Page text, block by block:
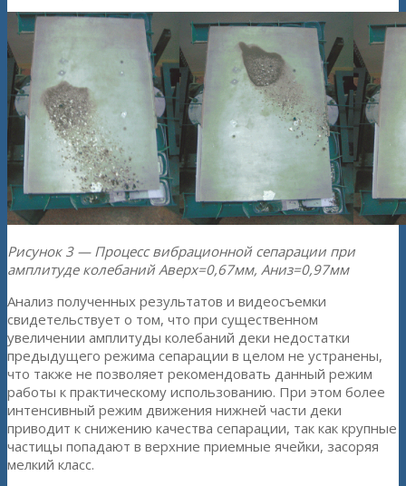
Рисунок 3 — Процесс вибрационной сепарации при
амплитуде колебаний Аверх=0,67мм, Аниз=0,97мм
Анализ полученных результатов и видеосъемки
свидетельствует о том, что при существенном
увеличении амплитуды колебаний деки недостатки
предыдущего режима сепарации в целом не устранены,
что также не позволяет рекомендовать данный режим
работы к практическому использованию. При этом более
интенсивный режим движения нижней части деки
приводит к снижению качества сепарации, так как крупные
частицы попадают в верхние приемные ячейки, засоряя
мелкий класс.